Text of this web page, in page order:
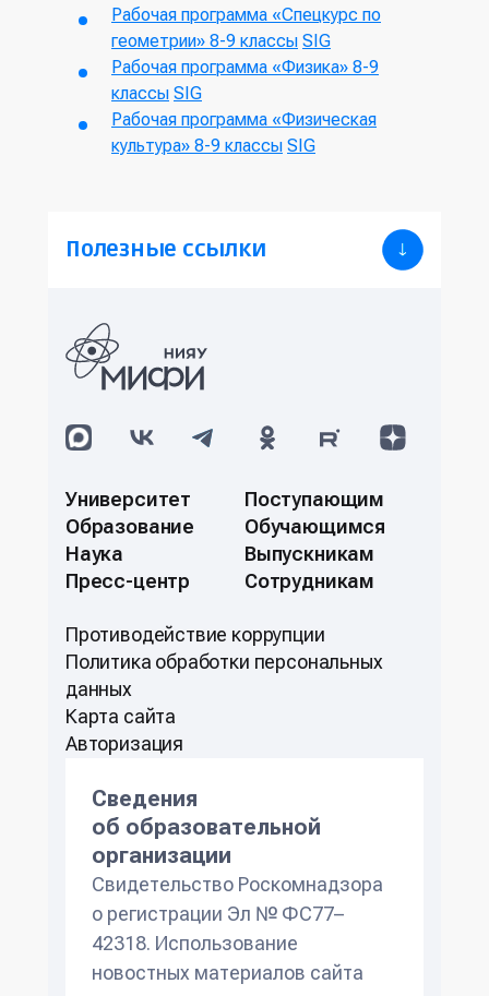
Рабочая программа «Спецкурс по
геометрии» 8-9 классы SIG
Рабочая программа «Физика» 8-9
классы SIG
Рабочая программа «Физическая
культура» 8-9 классы SIG
Полезные ссылки
Университет
Образование
Наука
Пресс-центр
Поступающим
Обучающимся
Выпускникам
Сотрудникам
Противодействие коррупции
Политикa обработки персональных
данных
Карта сайта
Авторизация
Сведения
об образовательной
организации
Свидетельство Роскомнадзора
о регистрации Эл № ФС77–
42318. Использование
новостных материалов сайта